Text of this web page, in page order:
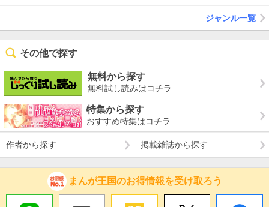
ジャンル一覧
その他で探す
無料から探す
無料試し読みはコチラ
特集から探す
おすすめ特集はコチラ
作者から探す 掲載雑誌から探す
まんが王国のお得情報を受け取ろう